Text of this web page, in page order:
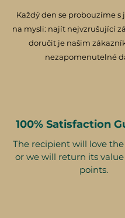
Každý den se probouzíme
na mysli: najít nejvzrušující
doručit je našim
nezapomenutelné
100% Satisfaction
The recipient will love
or we will return its
points.